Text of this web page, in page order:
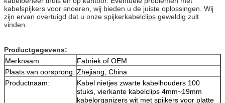
kabelspijkers voor snoeren, wij bieden u de juiste oplossingen. Wij
zijn ervan overtuigd dat u onze spijkerkabelclips geweldig zult
vinden.
Productgegevens:
Merknaam:
Fabriek of OEM
Plaats van oorsprong: Zhejiang, China
Productnaam:
Kabel nietjes zwarte kabelhouders 100
stuks, vierkante kabelclips 4mm~19mm
kabelorganizers wit met spijkers voor platte